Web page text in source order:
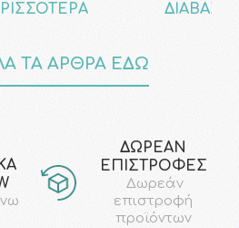
ΤΑ ΑΡΘΡΑ ΕΔΩ
ΔΩΡΕΑΝ
ΕΠΙΣΤΡΟΦΕΣ
Δωρεάν
επιστροφή
προϊόντων